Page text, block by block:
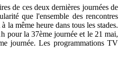
de ces deux dernières journées de
que l'ensemble des rencontres
la même heure dans tous les stades.
pour la 37ème journée et le 21 mai,
journée. Les programmations TV